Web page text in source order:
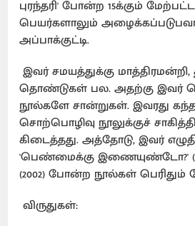
புரந்தரி' போன்ற 15க்கும் மேற்பட்ட
பெயர்களாலும்
அப்பாக்குட்டி.
இவர் சமயத்துக்கு மாத்திரமன்றி,
தொண்டுகள் பல. அதற்கு இவர்
நூல்களே சான்றுகள். இவரது
சொற்பொழிவு நூலுக்குச்
கிடைத்தது. அத்தோடு, இவர்
'பெண்மைக்கு இணையுண்டோ?'
(2002) போன்ற நூல்கள்
விருதுகள்: